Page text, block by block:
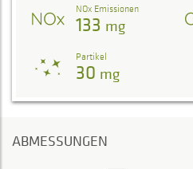
NOx Emissionen
133 mg
Partikel
30 mg
ABMESSUNGEN